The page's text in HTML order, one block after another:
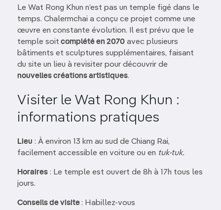
Le Wat Rong Khun n’est pas un temple figé dans le
temps. Chalermchai a conçu ce projet comme une
œuvre en constante évolution. Il est prévu que le
temple soit complété en 2070 avec plusieurs
bâtiments et sculptures supplémentaires, faisant
du site un lieu à revisiter pour découvrir de
nouvelles créations artistiques.
Visiter le Wat Rong Khun :
informations pratiques
Lieu : À environ 13 km au sud de Chiang Rai,
facilement accessible en voiture ou en tuk-tuk.
Horaires : Le temple est ouvert de 8h à 17h tous les
jours.
Conseils de visite: Habillez-vous